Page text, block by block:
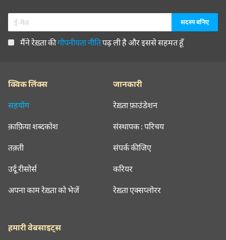
मैंने रेख़्ता कीगोपनीयता नीतिपढ़ ली है और इससे सहमत हूँ
क्विक लिंक्स
सहयोग
क़ाफ़िया शब्दकोश
तक़्ती
उर्दू रीसोर्स
अपना काम रेख़्ता को भेजें
जानकारी
रेख़्ता फ़ाउंडेशन
संस्थापक : परिचय
संपर्क कीजिए
करियर
रेख़्ता एक्सप्लोरर
हमारी वेबसाइट्स